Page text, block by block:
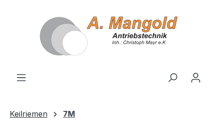
Keilriemen 7M